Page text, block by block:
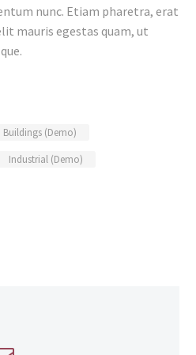
nunc. Etiam pharetra, erat
mauris egestas quam, ut
Buildings (Demo)
Industrial (Demo)